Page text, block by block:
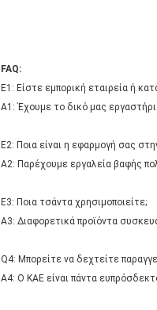
FAQ:
Ε1: Είστε εμπορική εταιρεία ή
A1: Έχουμε το δικό μας
Ε2: Ποια είναι η εφαρμογή σας
A2: Παρέχουμε εργαλεία βαφής
Ε3: Ποια τσάντα χρησιμοποιείτε;
A3: Διαφορετικά προϊόντα
Q4: Μπορείτε να δεχτείτε
A4: Ο ΚΑΕ είναι πάντα